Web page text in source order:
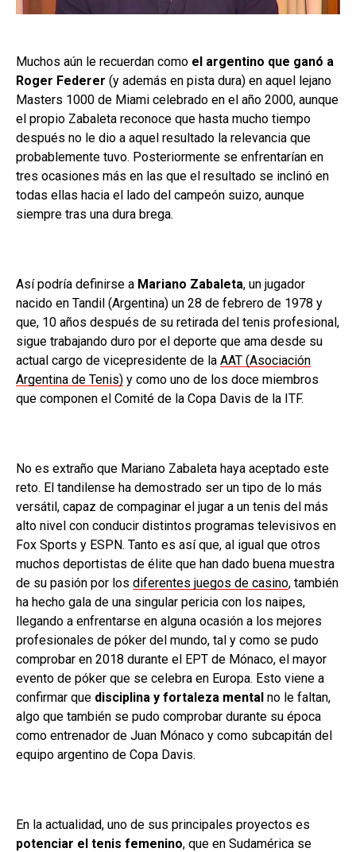
Muchos aún le recuerdan como el argentino que ganó a
Roger Federer (y además en pista dura) en aquel lejano
Masters 1000 de Miami celebrado en el año 2000, aunque
el propio Zabaleta reconoce que hasta mucho tiempo
después no le dio a aquel resultado la relevancia que
probablemente tuvo. Posteriormente se enfrentarían en
tres ocasiones más en las que el resultado se inclinó en
todas ellas hacia el lado del campeón suizo, aunque
siempre tras una dura brega.
Así podría definirse a Mariano Zabaleta, un jugador
nacido en Tandil (Argentina) un 28 de febrero de 1978 y
que, 10 años después de su retirada del tenis profesional,
sigue trabajando duro por el deporte que ama desde su
actual cargo de vicepresidente de la AAT (Asociación
Argentina de Tenis) y como uno de los doce miembros
que componen el Comité de la Copa Davis de la ITF.
No es extraño que Mariano Zabaleta haya aceptado este
reto. El tandilense ha demostrado ser un tipo de lo más
versátil, capaz de compaginar el jugar a un tenis del más
alto nivel con conducir distintos programas televisivos en
Fox Sports y ESPN. Tanto es así que, al igual que otros
muchos deportistas de élite que han dado buena muestra
de su pasión por los diferentes juegos de casino, también
ha hecho gala de una singular pericia con los naipes,
llegando a enfrentarse en alguna ocasión a los mejores
profesionales de póker del mundo, tal y como se pudo
comprobar en 2018 durante el EPT de Mónaco, el mayor
evento de póker que se celebra en Europa. Esto viene a
confirmar que disciplina y fortaleza mental no le faltan,
algo que también se pudo comprobar durante su época
como entrenador de Juan Mónaco y como subcapitán del
equipo argentino de Copa Davis.
En la actualidad, uno de sus principales proyectos es
potenciar el tenis femenino, que en Sudamérica se